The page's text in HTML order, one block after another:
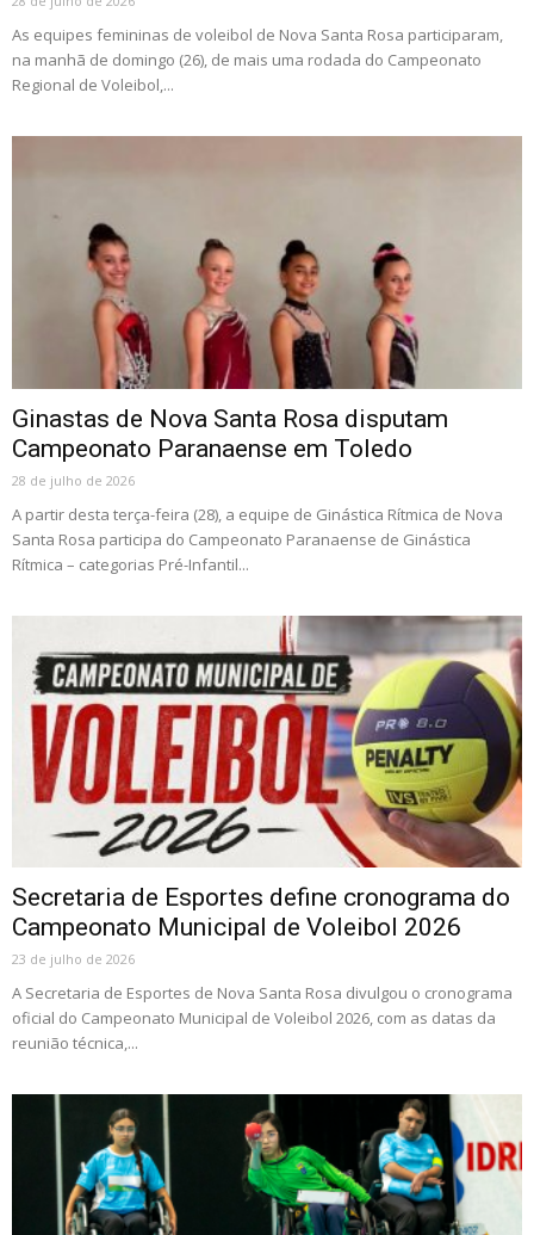
As equipes femininas de voleibol de Nova Santa Rosa participaram,
na manhã de domingo (26), de mais uma rodada do Campeonato
Regional de Voleibol,...
Ginastas de Nova Santa Rosa disputam
Campeonato Paranaense em Toledo
28 de julho de 2026
A partir desta terça-feira (28), a equipe de Ginástica Rítmica de Nova
Santa Rosa participa do Campeonato Paranaense de Ginástica
Rítmica – categorias Pré-Infantil...
Secretaria de Esportes define cronograma do
Campeonato Municipal de Voleibol 2026
23 de julho de 2026
A Secretaria de Esportes de Nova Santa Rosa divulgou o cronograma
oficial do Campeonato Municipal de Voleibol 2026, com as datas da
reunião técnica,...